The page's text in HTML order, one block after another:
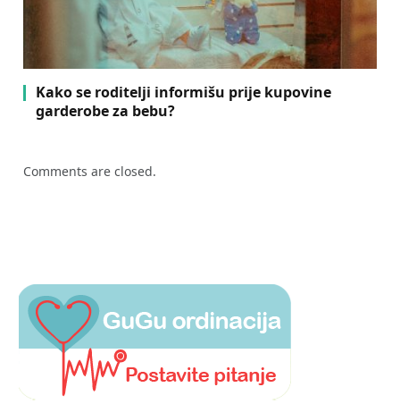
Kako se roditelji informišu prije kupovine
garderobe za bebu?
Comments are closed.